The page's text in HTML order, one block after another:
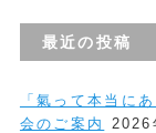
最近の投稿
「氣って本当に
会のご案内
2026